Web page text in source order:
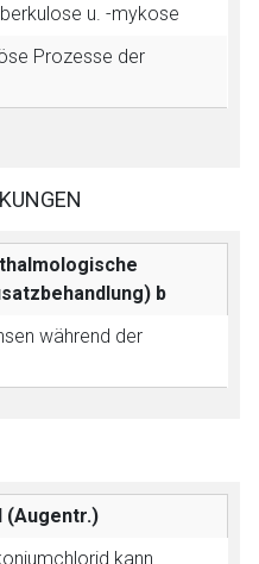
u. -mykose
Prozesse der
b
während der
(Augentr.)
kann